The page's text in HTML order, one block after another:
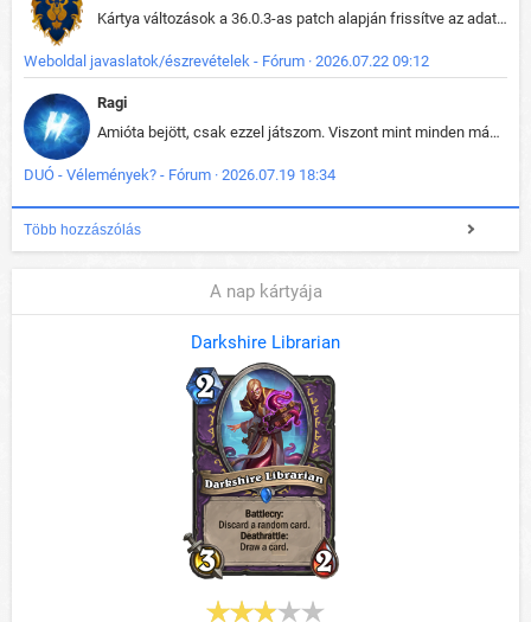
Kártya változások a 36.0.3-as patch alapján frissítve az adatbázisban (képek is cserélve).
Weboldal javaslatok/észrevételek - Fórum · 2026.07.22 09:12
Ragi
Amióta bejött, csak ezzel játszom. Viszont mint minden más - akár az alapjáték is, ez is baromira összetett lett. Néha már pár kör után is esélytelen az egész. Vagy irreállisan túltápol valaki, vagy lelép a partner, vagy csak hülye mint a segg. És amikor eljönne az én időm, na akkor jön el mindenki másé is. Engem jobban érdekelne, hogy ki milyen ratingen szokott játszani. Na ez lenne egy érdekes adat.
DUÓ - Vélemények? - Fórum · 2026.07.19 18:34
Több hozzászólás
A nap kártyája
Darkshire Librarian